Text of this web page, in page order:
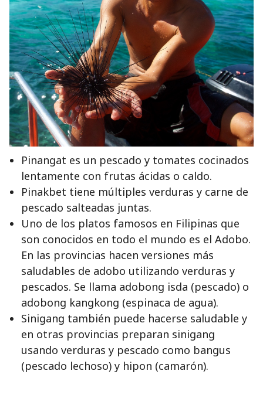
Pinangat es un pescado y tomates cocinados
lentamente con frutas ácidas o caldo.
Pinakbet tiene múltiples verduras y carne de
pescado salteadas juntas.
Uno de los platos famosos en Filipinas que
son conocidos en todo el mundo es el Adobo.
En las provincias hacen versiones más
saludables de adobo utilizando verduras y
pescados. Se llama adobong isda (pescado) o
adobong kangkong (espinaca de agua).
Sinigang también puede hacerse saludable y
en otras provincias preparan sinigang
usando verduras y pescado como bangus
(pescado lechoso) y hipon (camarón).